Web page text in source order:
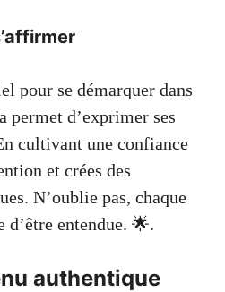
pour se démarquer dans
permet d’exprimer ses
cultivant une confiance
et crées des
N’oublie pas, chaque
entendue. 🌟.
authentique